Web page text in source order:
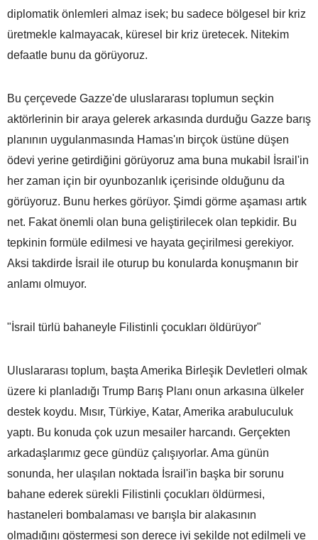
diplomatik önlemleri almaz isek; bu sadece bölgesel bir kriz
üretmekle kalmayacak, küresel bir kriz üretecek. Nitekim
defaatle bunu da görüyoruz.
Bu çerçevede Gazze'de uluslararası toplumun seçkin
aktörlerinin bir araya gelerek arkasında durduğu Gazze barış
planının uygulanmasında Hamas'ın birçok üstüne düşen
ödevi yerine getirdiğini görüyoruz ama buna mukabil İsrail'in
her zaman için bir oyunbozanlık içerisinde olduğunu da
görüyoruz. Bunu herkes görüyor. Şimdi görme aşaması artık
net. Fakat önemli olan buna geliştirilecek olan tepkidir. Bu
tepkinin formüle edilmesi ve hayata geçirilmesi gerekiyor.
Aksi takdirde İsrail ile oturup bu konularda konuşmanın bir
anlamı olmuyor.
"İsrail türlü bahaneyle Filistinli çocukları öldürüyor"
Uluslararası toplum, başta Amerika Birleşik Devletleri olmak
üzere ki planladığı Trump Barış Planı onun arkasına ülkeler
destek koydu. Mısır, Türkiye, Katar, Amerika arabuluculuk
yaptı. Bu konuda çok uzun mesailer harcandı. Gerçekten
arkadaşlarımız gece gündüz çalışıyorlar. Ama günün
sonunda, her ulaşılan noktada İsrail'in başka bir sorunu
bahane ederek sürekli Filistinli çocukları öldürmesi,
hastaneleri bombalaması ve barışla bir alakasının
olmadığını göstermesi son derece iyi şekilde not edilmeli ve